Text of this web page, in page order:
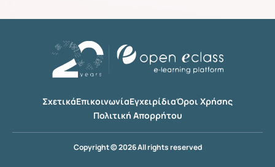
ΣχετικάΕπικοινωνίαΕγχειρίδιαΌροι Χρήσης
Πολιτική Απορρήτου
Copyright © 2026 All rights reserved